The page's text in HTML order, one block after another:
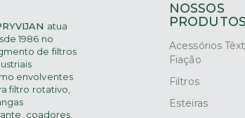
atua
1986 no
de filtros
envolventes
filtro rotativo,
coadores,
NOSSOS
PRODUTOS
Acessórios
Fiação
Filtros
Esteiras